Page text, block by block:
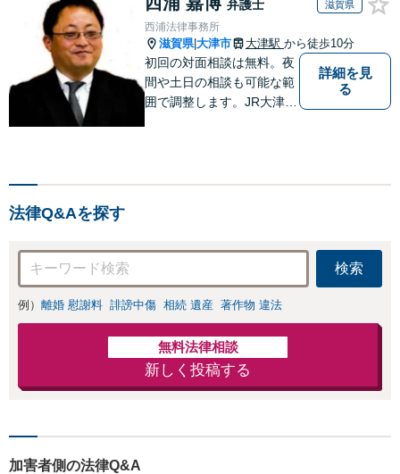
弁護士 滋賀県
西浦法律事務所
滋賀県|大津市 大津駅 から徒歩10分
初回の対面相談は無料。夜
間や土日の相談も可能な範
囲で調整します。JR大津駅
詳細を見
る
法律Q&Aを探す
検索
例） 離婚 慰謝料 誹謗中傷 相続 遺産 著作物 違法
無料法律相談
新しく投稿する
加害者側の法律Q&A